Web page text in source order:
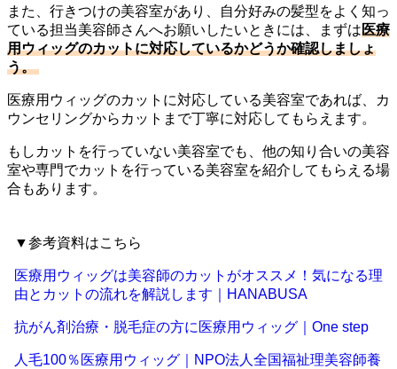
また、行きつけの美容室があり、自分好みの髪型をよく知っ
ている担当美容師さんへお願いしたいときには、まずは医療
用ウィッグのカットに対応しているかどうか確認しましょ
う。
医療用ウィッグのカットに対応している美容室であれば、カ
ウンセリングからカットまで丁寧に対応してもらえます。
もしカットを行っていない美容室でも、他の知り合いの美容
室や専門でカットを行っている美容室を紹介してもらえる場
合もあります。
▼参考資料はこちら
医療用ウィッグは美容師のカットがオススメ！気になる理
由とカットの流れを解説します｜HANABUSA
抗がん剤治療・脱毛症の方に医療用ウィッグ｜One step
人毛100％医療用ウィッグ｜NPO法人全国福祉理美容師養